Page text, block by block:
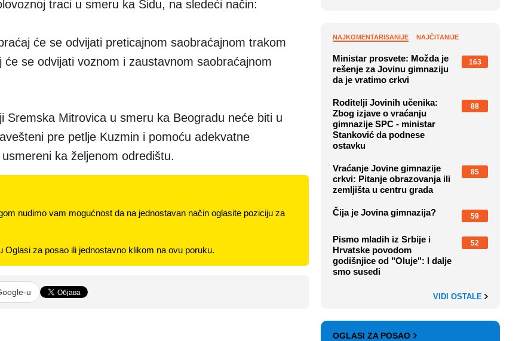
traci u smeru ka Šidu, na sledeći način:
će se odvijati preticajnom saobraćajnom trakom
se odvijati voznom i zaustavnom saobraćajnom
Sremska Mitrovica u smeru ka Beogradu neće biti u
pre petlje Kuzmin i pomoću adekvatne
ka željenom odredištu.
nudimo vam mogućnost da na jednostavan način oglasite poziciju za
Oglasi za posao ili jednostavno klikom na ovu poruku.
u
NAJKOMENTARISANIJE NAJČITANIJE
Ministar prosvete: Možda je
rešenje za Jovinu gimnaziju
da je vratimo crkvi
163
Roditelji Jovinih učenika:
Zbog izjave o vraćanju
gimnazije SPC - ministar
Stanković da podnese
ostavku
88
Vraćanje Jovine gimnazije
crkvi: Pitanje obrazovanja ili
zemljišta u centru grada
85
Čija je Jovina gimnazija? 59
Pismo mladih iz Srbije i
Hrvatske povodom
godišnjice od "Oluje": I dalje
smo susedi
52
VIDI OSTALE
OGLASI ZA POSAO